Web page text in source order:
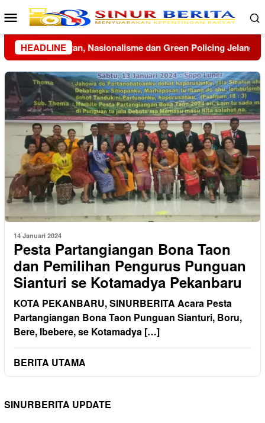
Loncat
ke
konten
Menu
Mobile
HEADLINE
HUT ke-81 RI Menko Polkam Imbau Masyarakat
14 Januari 2024
Pesta Partangiangan Bona Taon
dan Pemilihan Pengurus Punguan
Sianturi se Kotamadya Pekanbaru
KOTA PEKANBARU, SINURBERITA Acara Pesta
Partangiangan Bona Taon Punguan Sianturi, Boru,
Bere, Ibebere, se Kotamadya […]
BERITA UTAMA
SINURBERITA UPDATE